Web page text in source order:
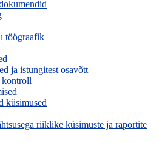
töögraafik
ja istungitest osavõtt
kontroll
küsimused
riiklike küsimuste ja raportite